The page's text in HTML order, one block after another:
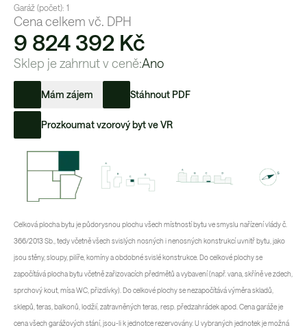
Garáž (počet): 1
Cena celkem vč. DPH
9 824 392 Kč
Sklep je zahrnut v ceně:Ano
Mám zájem Stáhnout PDF
Prozkoumat vzorový byt ve VR
Celková plocha bytu je půdorysnou plochu všech místností bytu ve smyslu nařízení vlády č.
366/2013 Sb., tedy včetně všech svislých nosných i nenosných konstrukcí uvnitř bytu, jako
jsou stěny, sloupy, pilíře, komíny a obdobné svislé konstrukce. Do celkové plochy se
započítává plocha bytu včetně zařizovacích předmětů a vybavení (např. vana, skříně ve zdech,
sprchový kout, mísa WC, přizdívky). Do celkové plochy se nezapočítává výměra skladů,
sklepů, teras, balkonů, lodžií, zatravněných teras, resp. předzahrádek apod. Cena garáže je
cena všech garážových stání, jsou-li k jednotce rezervovány. U vybraných jednotek je možná